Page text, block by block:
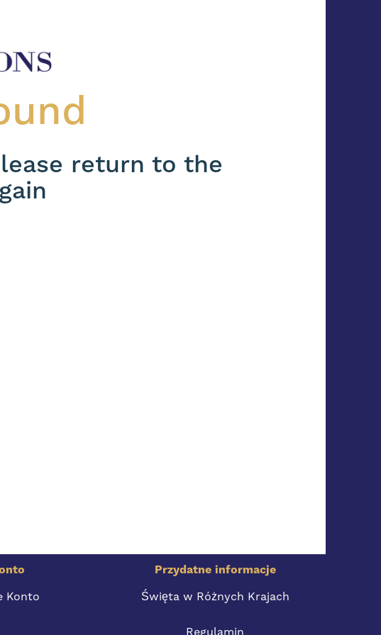
return to the
Przydatne informacje
Konto Święta w Różnych Krajach
Regulamin